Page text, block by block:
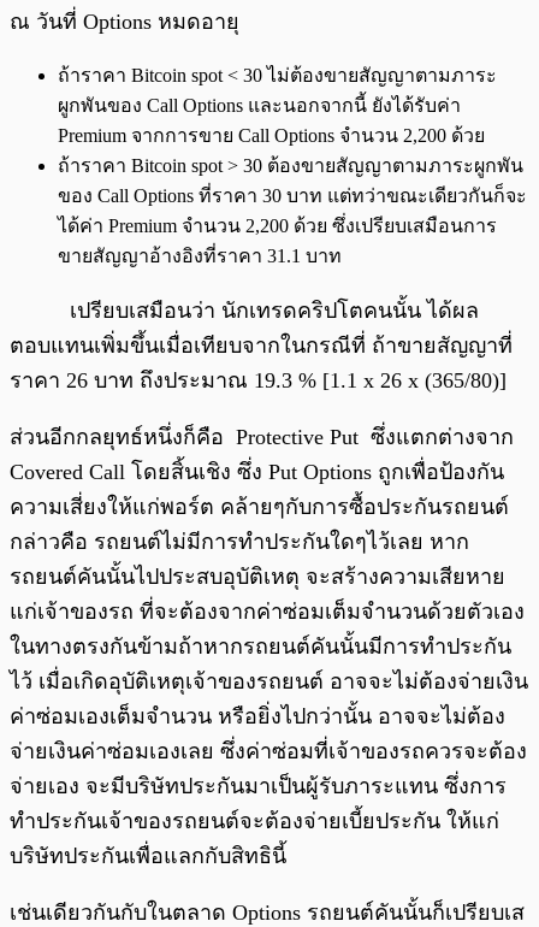
ณ วันที่ Options หมดอายุ
ถ้าราคา Bitcoin spot < 30 ไม่ต้องขายสัญญาตามภาระ
ผูกพันของ Call Options และนอกจากนี้ ยังได้รับค่า
Premium จากการขาย Call Options จำนวน 2,200 ด้วย
ถ้าราคา Bitcoin spot > 30 ต้องขายสัญญาตามภาระผูกพัน
ของ Call Options ที่ราคา 30 บาท แต่ทว่าขณะเดียวกันก็จะ
ได้ค่า Premium จำนวน 2,200 ด้วย ซึ่งเปรียบเสมือนการ
ขายสัญญาอ้างอิงที่ราคา 31.1 บาท
เปรียบเสมือนว่า นักเทรดคริปโตคนนั้น ได้ผล
ตอบแทนเพิ่มขึ้นเมื่อเทียบจากในกรณีที่ ถ้าขายสัญญาที่
ราคา 26 บาท ถึงประมาณ 19.3 % [1.1 x 26 x (365/80)]
ส่วนอีกกลยุทธ์หนึ่งก็คือ Protective Put ซึ่งแตกต่างจาก
Covered Call โดยสิ้นเชิง ซึ่ง Put Options ถูกเพื่อป้องกัน
ความเสี่ยงให้แก่พอร์ต คล้ายๆกับการซื้อประกันรถยนต์
กล่าวคือ รถยนต์ไม่มีการทำประกันใดๆไว้เลย หาก
รถยนต์คันนั้นไปประสบอุบัติเหตุ จะสร้างความเสียหาย
แก่เจ้าของรถ ที่จะต้องจากค่าซ่อมเต็มจำนวนด้วยตัวเอง
ในทางตรงกันข้ามถ้าหากรถยนต์คันนั้นมีการทำประกัน
ไว้ เมื่อเกิดอุบัติเหตุเจ้าของรถยนต์ อาจจะไม่ต้องจ่ายเงิน
ค่าซ่อมเองเต็มจำนวน หรือยิ่งไปกว่านั้น อาจจะไม่ต้อง
จ่ายเงินค่าซ่อมเองเลย ซึ่งค่าซ่อมที่เจ้าของรถควรจะต้อง
จ่ายเอง จะมีบริษัทประกันมาเป็นผู้รับภาระแทน ซึ่งการ
ทำประกันเจ้าของรถยนต์จะต้องจ่ายเบี้ยประกัน ให้แก่
บริษัทประกันเพื่อแลกกับสิทธินี้
เช่นเดียวกันกับในตลาด Options รถยนต์คันนั้นก็เปรียบเส